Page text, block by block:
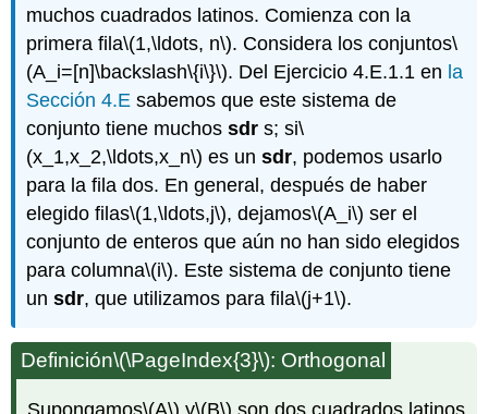
muchos cuadrados latinos. Comienza con la
primera fila\(1,\ldots, n\). Considera los conjuntos\
(A_i=[n]\backslash\{i\}\). Del Ejercicio 4.E.1.1 en la
Sección 4.E sabemos que este sistema de
conjunto tiene muchossdr s; si\
(x_1,x_2,\ldots,x_n\) es unsdr, podemos usarlo
para la fila dos. En general, después de haber
elegido filas\(1,\ldots,j\), dejamos\(A_i\) ser el
conjunto de enteros que aún no han sido elegidos
para columna\(i\). Este sistema de conjunto tiene
unsdr, que utilizamos para fila\(j+1\).
Definición\(\PageIndex{3}\): Orthogonal